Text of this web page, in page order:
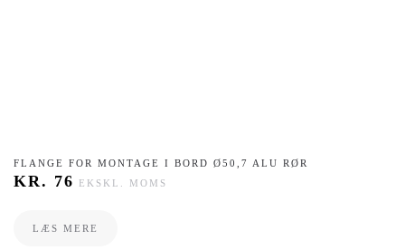
FLANGE FOR MONTAGE I BORD Ø50,7 ALU RØR
KR. 76 EKSKL. MOMS
LÆS MERE